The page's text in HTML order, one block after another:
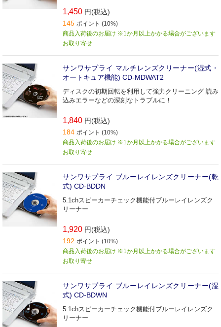
1,450 円(税込)
145 ポイント (10%)
商品入荷後のお届け ※1か月以上かかる場合がございます
お取り寄せ
サンワサプライ マルチレンズクリーナー(湿式・
オートキュア機能) CD-MDWAT2
ディスクの初期回転を利用して強力クリーニング 読み
込みエラーなどの深刻なトラブルに！
1,840 円(税込)
184 ポイント (10%)
商品入荷後のお届け ※1か月以上かかる場合がございます
お取り寄せ
サンワサプライ ブルーレイレンズクリーナー(乾
式) CD-BDDN
5.1chスピーカーチェック機能付ブルーレイレンズク
リーナー
1,920 円(税込)
192 ポイント (10%)
商品入荷後のお届け ※1か月以上かかる場合がございます
お取り寄せ
サンワサプライ ブルーレイレンズクリーナー(湿
式) CD-BDWN
5.1chスピーカーチェック機能付ブルーレイレンズク
リーナー